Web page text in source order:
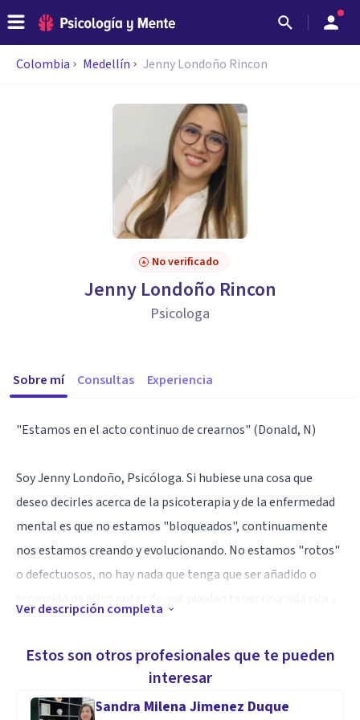
Colombia Medellín Jenny Londoño Rincon
No verificado
Jenny Londoño Rincon
Psicologa
Sobre mí Consultas Experiencia
"Estamos en el acto continuo de crearnos" (Donald, N)
Soy Jenny Londoño, Psicóloga. Si hubiese una cosa que
deseo decirles acerca de la psicoterapia y de la enfermedad
mental es que no estamos "bloqueados", continuamente
nos estamos creando y evolucionando. No estamos "rotos"
o defectuosos, no hay nada que tenga que ser añadido o
Especialidad
transformara tu historia. Conmigo vas a encontrar un
Ver descripción completa
Estos son otros profesionales que te pueden
interesar
Sandra Milena Jimenez Duque